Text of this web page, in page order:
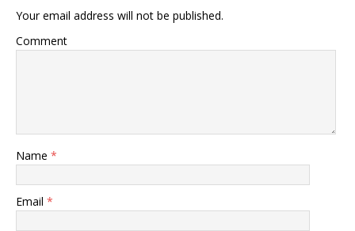
Your email address will not be published.
Comment
Name *
Email *